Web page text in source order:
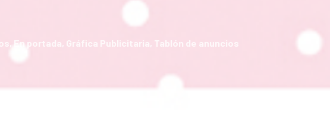
, En portada, Gráfica Publicitaria, Tablón de anuncios